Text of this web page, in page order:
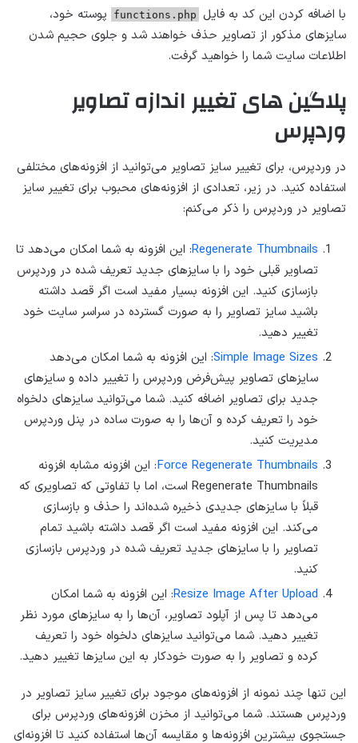
با اضافه کردن این کد به فایل functions.php
پوسته خود،
سایزهای مذکور از تصاویر حذف خواهند شد و جلوی حجیم شدن
اطلاعات سایت شما را خواهید گرفت.
پلاگین های تغییر اندازه تصاویر
وردپرس
در وردپرس، برای تغییر سایز تصاویر می‌توانید از افزونه‌های مختلفی
استفاده کنید. در زیر، تعدادی از افزونه‌های محبوب برای تغییر سایز
تصاویر در وردپرس را ذکر می‌کنم:
Regenerate Thumbnails: این افزونه به شما امکان می‌دهد تا
تصاویر قبلی خود را با سایزهای جدید تعریف شده در وردپرس
بازسازی کنید. این افزونه بسیار مفید است اگر قصد داشته
باشید سایز تصاویر را به صورت گسترده در سراسر سایت خود
تغییر دهید.
Simple Image Sizes: این افزونه به شما امکان می‌دهد
سایزهای تصاویر پیش‌فرض وردپرس را تغییر داده و سایزهای
جدید برای تصاویر اضافه کنید. شما می‌توانید سایزهای دلخواه
خود را تعریف کرده و آن‌ها را به صورت ساده در پنل وردپرس
مدیریت کنید.
Force Regenerate Thumbnails: این افزونه مشابه افزونه
Regenerate Thumbnails است، اما با تفاوتی که تصاویری که
قبلاً با سایزهای جدیدی ذخیره شده‌اند را حذف و بازسازی
می‌کند. این افزونه مفید است اگر قصد داشته باشید تمام
تصاویر را با سایزهای جدید تعریف شده در وردپرس بازسازی
کنید.
Resize Image After Upload: این افزونه به شما امکان
می‌دهد تا پس از آپلود تصاویر، آن‌ها را به سایزهای مورد نظر
تغییر دهید. شما می‌توانید سایزهای دلخواه خود را تعریف
کرده و تصاویر را به صورت خودکار به این سایزها تغییر دهید.
این تنها چند نمونه از افزونه‌های موجود برای تغییر سایز تصاویر در
وردپرس هستند. شما می‌توانید از مخزن افزونه‌های وردپرس برای
جستجوی بیشترین افزونه‌ها و مقایسه آن‌ها استفاده کنید تا افزونه‌ای